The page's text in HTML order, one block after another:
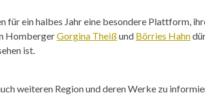
für ein halbes Jahr eine besondere Plattform,
HombergerGorgina Theißund Börries Hahn
ist.
weiteren Region und deren Werke zu